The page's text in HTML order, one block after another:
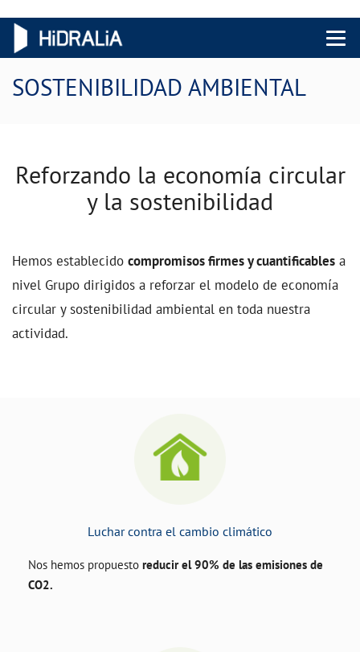
Menu
SOSTENIBILIDAD AMBIENTAL
Reforzando la economía circular
y la sostenibilidad
Hemos establecido compromisos firmes y cuantificables a
nivel Grupo dirigidos a reforzar el modelo de economía
circular y sostenibilidad ambiental en toda nuestra
actividad.
Luchar contra el cambio climático
Nos hemos propuesto reducir el 90% de las emisiones de
CO2.